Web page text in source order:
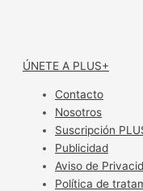
ÚNETE A PLUS+
Contacto
Nosotros
Suscripción
Publicidad
Aviso de
Política de